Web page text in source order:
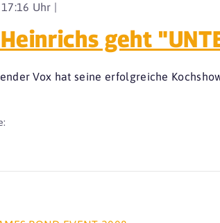
Uhr |
geht
Vox hat seine erfolgreiche